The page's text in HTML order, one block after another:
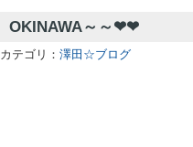
OKINAWA～～❤❤
カテゴリ： 澤田☆ブログ